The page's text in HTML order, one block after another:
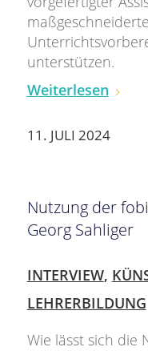
unterstützen.
Weiterlesen
11. JULI 2024
Nutzung der
Georg Sahliger
INTERVIEW,
LEHRERBILDUNG
Wie lässt sich die